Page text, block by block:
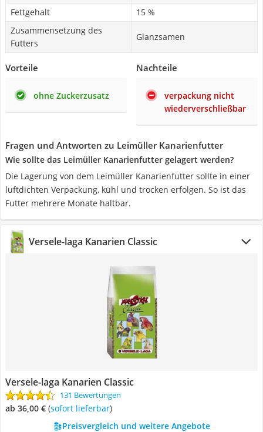
Fettgehalt
15 %
Zusammensetzung des
Futters
Glanzsamen
Vorteile
ohne Zuckerzusatz
Nachteile
verpackung nicht
wiederverschließbar
Fragen und Antworten zu Leimüller Kanarienfutter
Wie sollte das Leimüller Kanarienfutter gelagert werden?
Die Lagerung von dem Leimüller Kanarienfutter sollte in einer
luftdichten Verpackung, kühl und trocken erfolgen. So ist das
Futter mehrere Monate haltbar.
Versele-laga Kanarien Classic
Versele-laga Kanarien Classic
131 Bewertungen
ab 36,00 € ( Sofort lieferbar)
Preisvergleich und weitere Angebote